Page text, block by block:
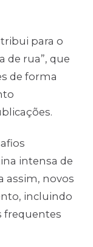
para o
de rua”, que
de forma
intensa de
assim, novos
incluindo
frequentes